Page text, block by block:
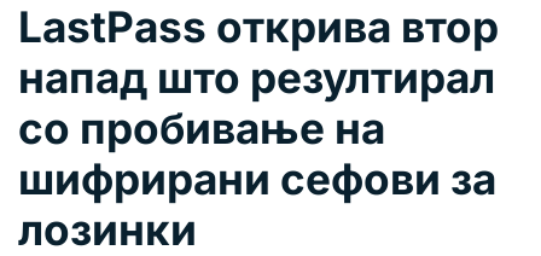
LastPass открива втор
напад што резултирал
со пробивање на
шифрирани сефови за
лозинки